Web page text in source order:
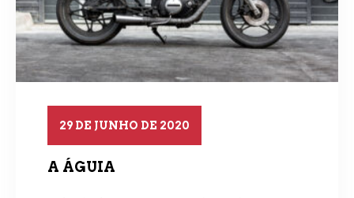
29 DE JUNHO DE 2020
A ÁGUIA